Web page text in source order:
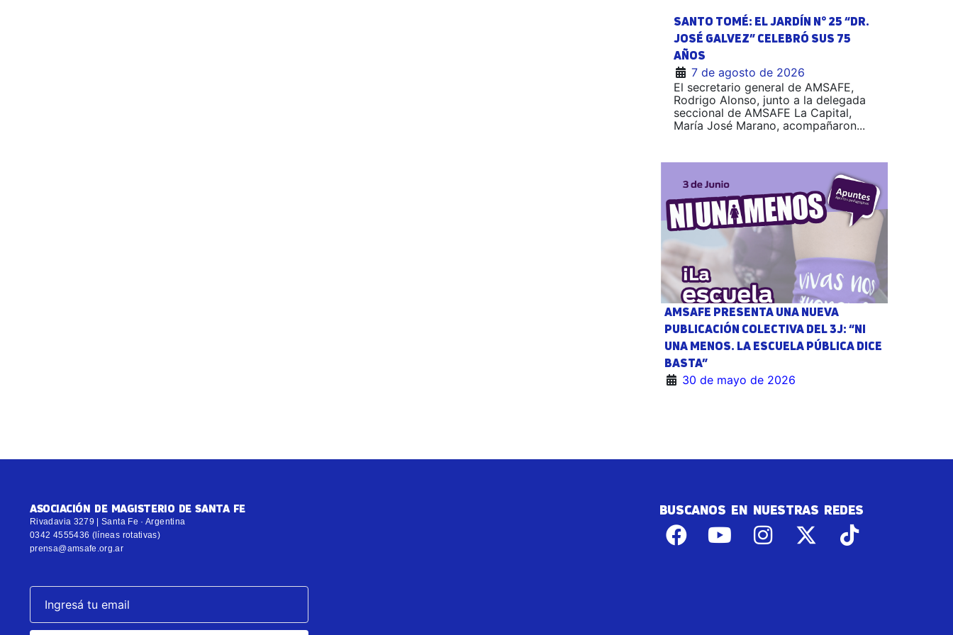
SANTO TOMÉ: EL JARDÍN N° 25 “DR.
JOSÉ GALVEZ” CELEBRÓ SUS 75
AÑOS
7 de agosto de 2026
El secretario general de AMSAFE,
Rodrigo Alonso, junto a la delegada
seccional de AMSAFE La Capital,
María José Marano, acompañaron...
AMSAFE PRESENTA UNA NUEVA
PUBLICACIÓN COLECTIVA DEL 3J: “NI
UNA MENOS. LA ESCUELA PÚBLICA DICE
BASTA”
30 de mayo de 2026
ASOCIACIÓN DE MAGISTERIO DE SANTA FE
Rivadavia 3279 | Santa Fe · Argentina
0342 4555436 (líneas rotativas)
prensa@amsafe.org.ar
BUSCANOS EN NUESTRAS REDES